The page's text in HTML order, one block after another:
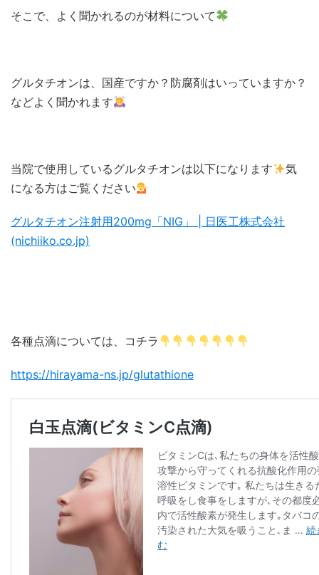
そこで、よく聞かれるのが材料について
グルタチオンは、国産ですか？防腐剤はいっていますか？
などよく聞かれます
当院で使用しているグルタチオンは以下になります
気
になる方はご覧ください
グルタチオン注射用200mg「NIG」 | 日医工株式会社
(nichiiko.co.jp)
各種点滴については、コチラ
https://hirayama-ns.jp/glutathione